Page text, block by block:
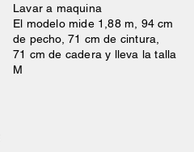
Lavar a maquina
El modelo mide 1,88 m, 94 cm
de pecho, 71 cm de cintura,
71 cm de cadera y lleva la talla
M